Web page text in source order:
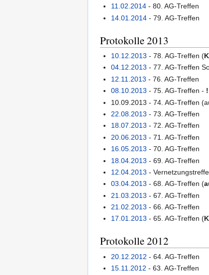
11.02.2014 - 80. AG-Treffen
14.01.2014 - 79. AG-Treffen
Protokolle 2013
10.12.2013 - 78. AG-Treffen (
04.12.2013 - 77. AG-Treffen
12.11.2013 - 76. AG-Treffen
08.10.2013 - 75. AG-Treffen -
10.09.2013 - 74. AG-Treffen
22.08.2013 - 73. AG-Treffen
18.07.2013 - 72. AG-Treffen
20.06.2013 - 71. AG-Treffen
16.05.2013 - 70. AG-Treffen
18.04.2013 - 69. AG-Treffen
12.04.2013 -
03.04.2013 - 68. AG-Treffen (
21.03.2013 - 67. AG-Treffen
21.02.2013 - 66. AG-Treffen
17.01.2013 - 65. AG-Treffen (
Protokolle 2012
20.12.2012 - 64. AG-Treffen
15.11.2012 - 63. AG-Treffen